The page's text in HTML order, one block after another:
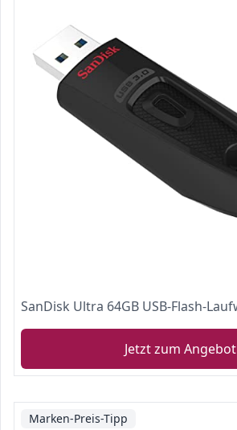
Jetzt zum Angebot
Marken-Preis-Tipp